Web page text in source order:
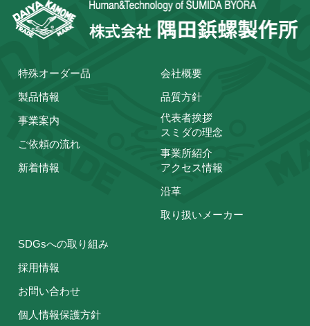
特殊オーダー品
製品情報
事業案内
ご依頼の流れ
新着情報
会社概要
品質方針
代表者挨拶
スミダの理念
事業所紹介
アクセス情報
沿革
取り扱いメーカー
SDGsへの取り組み
採用情報
お問い合わせ
個人情報保護方針